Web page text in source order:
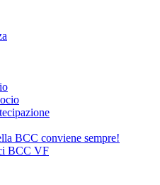
BCC conviene sempre!
BCC VF